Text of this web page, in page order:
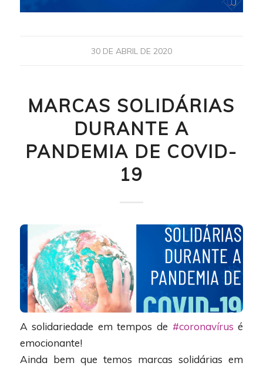
30 DE ABRIL DE 2020
MARCAS SOLIDÁRIAS
DURANTE A
PANDEMIA DE COVID-
19
A solidariedade em tempos de #coronavírus é
emocionante!
Ainda bem que temos marcas solidárias em